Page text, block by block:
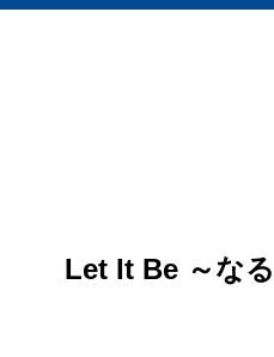
Let It Be ～な